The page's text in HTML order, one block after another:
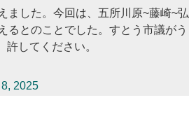
ました。今回は、五所川原~藤崎~弘
るとのことでした。すとう市議がう
してください。
2025